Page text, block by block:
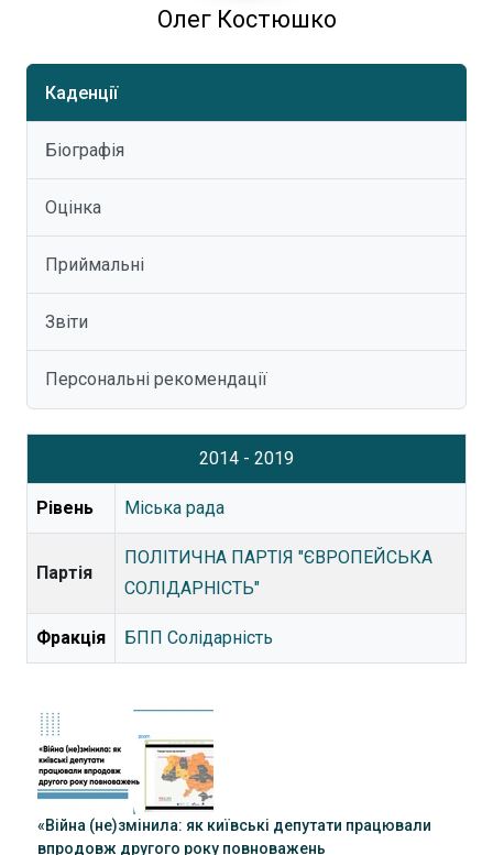
Олег Костюшко
Каденції
Біографія
Оцінка
Приймальні
Звіти
Персональні рекомендації
2014 - 2019
Рівень Міська рада
Партія
ПОЛІТИЧНА ПАРТІЯ "ЄВРОПЕЙСЬКА
СОЛІДАРНІСТЬ"
Фракція БПП Солідарність
«Війна (не)змінила: як київські депутати працювали
впродовж другого року повноважень